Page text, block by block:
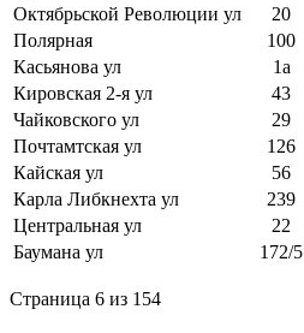
Октябрьской Революции ул
20
Полярная
100
Касьянова ул
1а
Кировская 2-я ул
43
Чайковского ул
29
Почтамтская ул
126
Кайская ул
56
Карла Либкнехта ул
239
Центральная ул
22
Баумана ул
172/5
Страница 6 из 154